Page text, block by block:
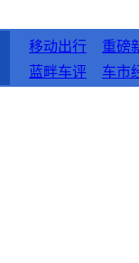
移动出行
重磅
蓝畔车评
车市